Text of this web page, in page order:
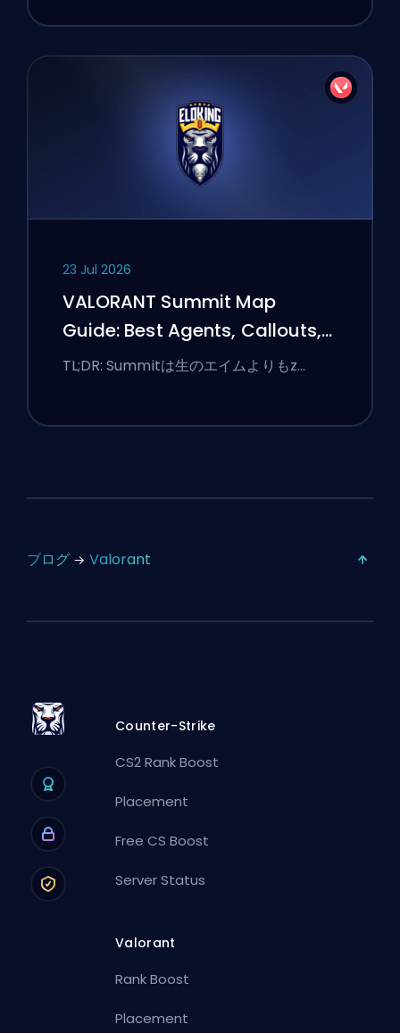
23 Jul 2026
VALORANT Summit Map
Guide: Best Agents, Callouts,
and Smokes
TL;DR: Summitは生のエイムよりもz…
ブログ Valorant
Counter-Strike
CS2 Rank Boost
Placement
Free CS Boost
Server Status
Valorant
Rank Boost
Placement